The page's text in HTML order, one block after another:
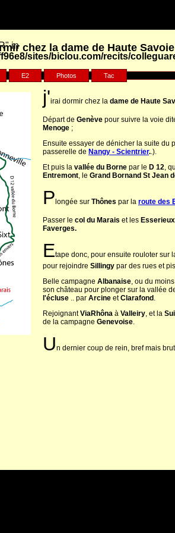
in
sites/biclou.com/recits/
j'irai dormir chez la dame de Haute
Départ de Genève pour suivre la voie
Menoge ;
Ensuite essayer de dénicher la suite du
passerelle de Nangy - Scientrier..).
Et puis la vallée du Borne par le D 12,
Entremont, le Grand Bornand St Jean
P longée sur Thônes par la route des
Passer le col du Marais et les Esserieux
Faverges.
Etape donc, pour ensuite rouloter sur
pour rejoindre Sillingy par des rues et
Belle campagne Albanaise, ou du
son château pour plonger sur la vallée
l'écluse .. par Arcine etClarafond .
RejoignantViaRhôna à Valleiry, et la
de la campagne Genevoise.
Un dernier coup de rein, bref mais
E2 Photos Tac
chez la dame de Haute Savoie